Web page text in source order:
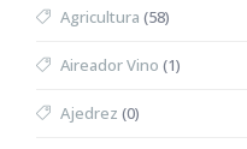
Agricultura (58)
Aireador Vino (1)
Ajedrez (0)